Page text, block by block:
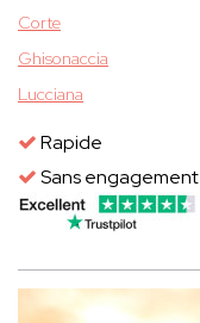
Corte
Ghisonaccia
Lucciana
Rapide
Sans engagement